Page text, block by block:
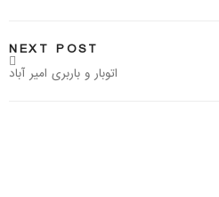
NEXT POST
اتوبار و باربری امیر آباد